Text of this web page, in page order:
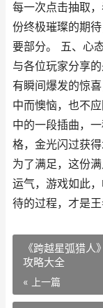
每一次点击抽取
份终极璀璨的期
要部分。 五、心
与各位玩家分享
有瞬间爆发的惊
中而懊恼，也不
中的一段插曲，
格，金光闪过获
为了满足，这份
运气，游戏如此
待的过程，才是王
《跨越星弧猎
攻略大全
« 上一篇